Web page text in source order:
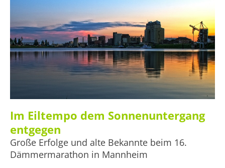
Im Eiltempo dem Sonnenuntergang
entgegen
Große Erfolge und alte Bekannte beim 16.
Dämmermarathon in Mannheim